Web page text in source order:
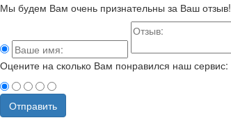
Мы будем Вам очень признательны за Ваш отзыв!
Оцените на сколько Вам понравился наш сервис:
Отправить